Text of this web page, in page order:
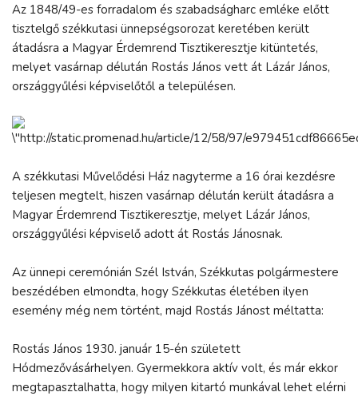
Az 1848/49-es forradalom és szabadságharc emléke előtt
tisztelgő székkutasi ünnepségsorozat keretében került
átadásra a Magyar Érdemrend Tisztikeresztje kitüntetés,
melyet vasárnap délután Rostás János vett át Lázár János,
országgyűlési képviselőtől a településen.
A székkutasi Művelődési Ház nagyterme a 16 órai kezdésre
teljesen megtelt, hiszen vasárnap délután került átadásra a
Magyar Érdemrend Tisztikeresztje, melyet Lázár János,
országgyűlési képviselő adott át Rostás Jánosnak.
Az ünnepi ceremónián Szél István, Székkutas polgármestere
beszédében elmondta, hogy Székkutas életében ilyen
esemény még nem történt, majd Rostás Jánost méltatta:
Rostás János 1930. január 15-én született
Hódmezővásárhelyen. Gyermekkora aktív volt, és már ekkor
megtapasztalhatta, hogy milyen kitartó munkával lehet elérni